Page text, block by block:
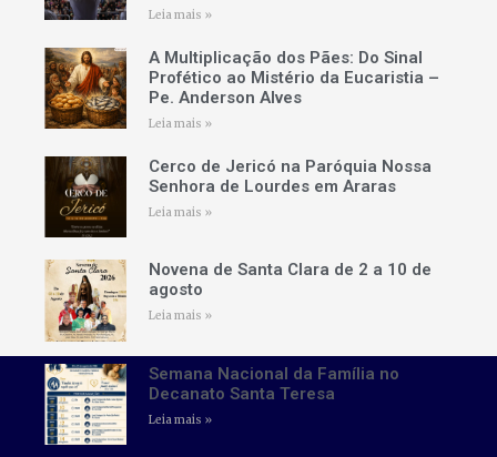
Leia mais »
A Multiplicação dos Pães: Do Sinal
Profético ao Mistério da Eucaristia –
Pe. Anderson Alves
Leia mais »
Cerco de Jericó na Paróquia Nossa
Senhora de Lourdes em Araras
Leia mais »
Novena de Santa Clara de 2 a 10 de
agosto
Leia mais »
Semana Nacional da Família no
Decanato Santa Teresa
Leia mais »